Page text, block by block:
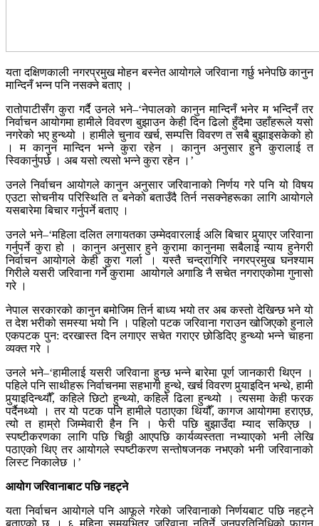
यता दक्षिणकाली नगरप्रमुख मोहन बस्नेत आयोगले जरिवाना गर्छु भनेपछि कानुन
मान्दिनँ भन्न पनि नसक्ने बताए ।
रातोपाटीसँग कुरा गर्दै उनले भने–‘नेपालको कानुन मान्दिनँ भनेर म भन्दिनँ तर
निर्वाचन आयोगमा हामीले विवरण बुझाउन केही दिन ढिलो हुँदैमा उहाँहरूले यसो
नगरेको भए हुन्थ्यो । हामीले चुनाव खर्च, सम्पत्ति विवरण त सबै बुझाइसकेको हो
। म कानुन मान्दिन भन्ने कुरा रहेन । कानुन अनुसार हुने कुरालाई त
स्विकार्नुपर्छ । अब यसो त्यसो भन्ने कुरा रहेन ।’
उनले निर्वाचन आयोगले कानुन अनुसार जरिवानाको निर्णय गरे पनि यो विषय
एउटा सोचनीय परिस्थिति त बनेको बताउँदै तिर्न नसक्नेहरूका लागि आयोगले
यसबारेमा बिचार गर्नुपर्ने बताए ।
उनले भने–‘महिला दलित लगायतका उम्मेदवारलाई अलि बिचार पुर्‍याएर जरिवाना
गर्नुपर्ने कुरा हो । कानुन अनुसार हुने कुरामा कानुनमा सबैलाई न्याय हुनेगरी
निर्वाचन आयोगले केही कुरा गर्ला । यस्तै चन्द्रागिरि नगरप्रमुख घनश्याम
गिरीले यसरी जरिवाना गर्ने कुरामा आयोगले अगाडि नै सचेत नगराएकोमा गुनासो
गरे ।
नेपाल सरकारको कानुन बमोजिम तिर्न बाध्य भयो तर अब कस्तो देखिन्छ भने यो
त देश भरीको समस्या भयो नि । पहिलो पटक जरिवाना गराउन खोजिएको हुनाले
एकपटक पुन: दरखास्त दिन लगाएर सचेत गराएर छोडिदिए हुन्थ्यो भन्ने चाहना
व्यक्त गरे ।
उनले भने–‘हामीलाई यसरी जरिवाना हुन्छ भन्ने बारेमा पूर्ण जानकारी थिएन ।
पहिले पनि साथीहरू निर्वाचनमा सहभागी हुन्थे, खर्च विवरण पुर्‍याइदिन भन्थे, हामी
पुर्‍याइदिन्थ्यौँ, कहिले छिटो हुन्थ्यो, कहिले ढिला हुन्थ्यो । त्यसमा केही फरक
पर्दैनथ्यो । तर यो पटक पनि हामीले पठाएका थियौँ, कागज आयोगमा हराएछ,
त्यो त हाम्रो जिम्मेवारी हैन नि । फेरी पछि बुझाउँदा म्याद सकिएछ ।
स्पष्टीकरणका लागि पछि चिठ्ठी आएपछि कार्यव्यस्तता नभ्याएको भनी लेखि
पठाएको थिए तर आयोगले स्पष्टीकरण सन्तोषजनक नभएको भनी जरिवानाको
लिस्ट निकालेछ ।’
आयोग जरिवानाबाट पछि नहट्ने
यता निर्वाचन आयोगले पनि आफूले गरेको जरिवानाको निर्णयबाट पछि नहट्ने